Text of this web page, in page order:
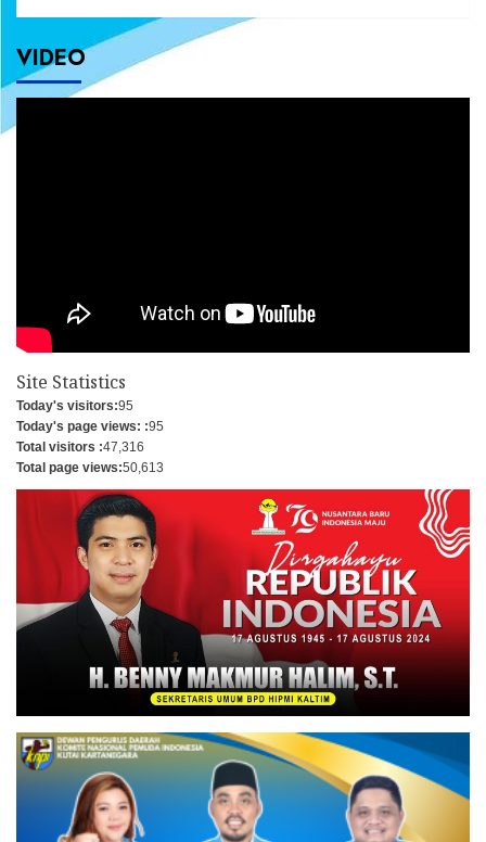
VIDEO
Site Statistics
Today's visitors:95
Today's page views: :95
Total visitors :47,316
Total page views:50,613